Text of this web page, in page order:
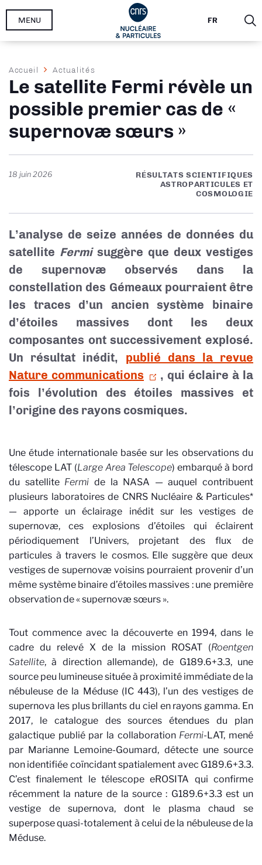
Aller
FR
MENU
Fil
d'Ariane
Accueil Actualités
Le satellite Fermi révèle un
possible premier cas de «
supernovæ sœurs »
18 juin 2026
RÉSULTATS SCIENTIFIQUES
ASTROPARTICULES ET
COSMOLOGIE
L’analyse de seize années de données du
satellite Fermisuggère que deux vestiges
de supernovæ observés dans la
constellation des Gémeaux pourraient être
les traces d’un ancien système binaire
d’étoiles massives dont les deux
composantes ont successivement explosé.
Un résultat inédit, publié dans la revue
Nature communications
, qui éclaire à la
fois l’évolution des étoiles massives et
l’origine des rayons cosmiques.
Une étude internationale basée sur les observations du
télescope LAT (Large Area Telescope) embarqué à bord
du satellite Fermi de la NASA — auquel contribuent
plusieurs laboratoires de CNRS Nucléaire & Particules*
— apporte un éclairage inédit sur les vestiges de
supernovæ, ces explosions d’étoiles qui éclairent
périodiquement l’Univers, projetant des flux de
particules à travers le cosmos. Elle suggère que deux
vestiges de supernovæ voisins pourraient provenir d’un
même système binaire d’étoiles massives : une première
observation de « supernovæ sœurs ».
Tout commence avec la découverte en 1994, dans le
cadre du relevé X de la mission ROSAT (Roentgen
Satellite, à direction allemande), de G189.6+3.3, une
source peu lumineuse située à proximité immédiate de la
nébuleuse de la Méduse (IC 443), l’un des vestiges de
supernova les plus brillants du ciel en rayons gamma. En
2017, le catalogue des sources étendues du plan
galactique publié par la collaboration Fermi-LAT, mené
par Marianne Lemoine-Goumard, détecte une source
non identifiée coïncidant spatialement avec G189.6+3.3.
C’est finalement le télescope eROSITA qui confirme
récemment la nature de la source : G189.6+3.3 est un
vestige de supernova, dont le plasma chaud se
superpose quasi-totalement à celui de la nébuleuse de la
Méduse.